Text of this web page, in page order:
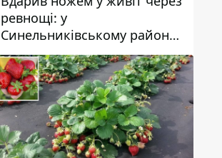
ревнощі: у
Синельниківському районі
затримали 49-річного
чоловіка за вбивство